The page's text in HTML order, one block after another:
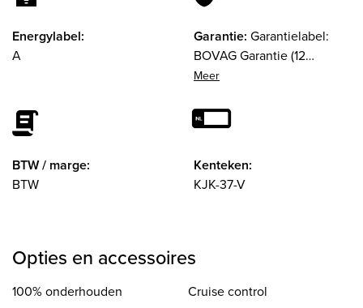
Energylabel:
A
Garantie: Garantielabel:
BOVAG Garantie (12
maanden)
BTW / marge:
BTW
Kenteken:
KJK-37-V
Opties en accessoires
100% onderhouden
Cruise control